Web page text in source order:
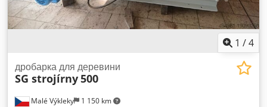
1 /4
Malé Výkleky 1 150 km
дробарка для деревини
SG strojírny500